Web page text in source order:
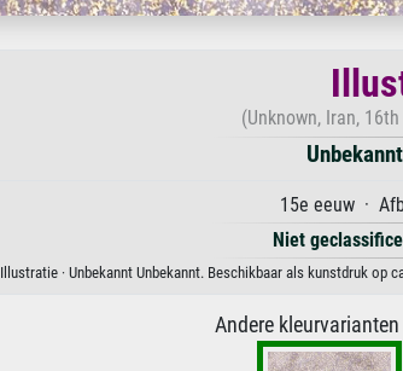
(Unknown, Iran,
15e eeuw ·
Niet
Illustratie · Unbekannt Unbekannt. Beschikbaar als kunstdruk
Andere